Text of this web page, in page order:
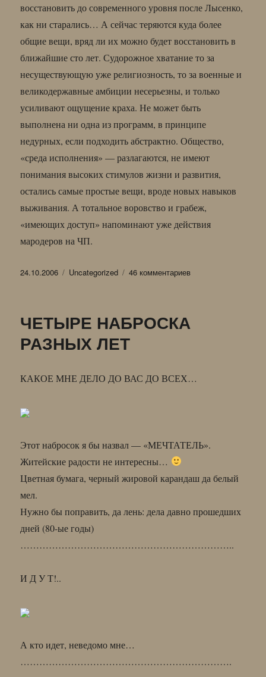
восстановить до современного уровня после Лысенко,
как ни старались… А сейчас теряются куда более
общие вещи, вряд ли их можно будет восстановить в
ближайшие сто лет. Судорожное хватание то за
несуществующую уже религиозность, то за военные и
великодержавные амбиции несерьезны, и только
усиливают ощущение краха. Не может быть
выполнена ни одна из программ, в принципе
недурных, если подходить абстрактно. Общество,
«среда исполнения» — разлагаются, не имеют
понимания высоких стимулов жизни и развития,
остались самые простые вещи, вроде новых навыков
выживания. А тотальное воровство и грабеж,
«имеющих доступ» напоминают уже действия
мародеров на ЧП.
Опубликовано
24.10.2006 Рубрики
Uncategorized 46 комментариевк
ЧЕТЫРЕ НАБРОСКА
РАЗНЫХ ЛЕТ
КАКОЕ МНЕ ДЕЛО ДО ВАС ДО ВСЕХ…
Этот набросок я бы назвал — «МЕЧТАТЕЛЬ».
Житейские радости не интересны…
Цветная бумага, черный жировой карандаш да белый
мел.
Нужно бы поправить, да лень: дела давно прошедших
дней (80-ые годы)
…………………………………………………………..
И Д У Т!..
А кто идет, неведомо мне…
………………………………………………………….